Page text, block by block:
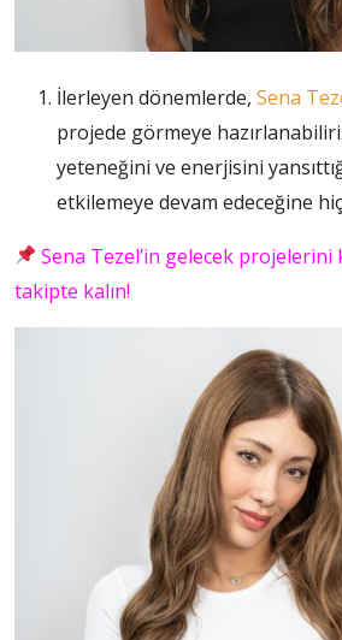
İlerleyen dönemlerde, Sena
projede görmeye
yeteneğini ve enerjisini
etkilemeye devam edeceğine
Sena Tezel’in gelecek projelerini
takipte kalın!